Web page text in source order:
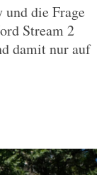
und die Frage
Stream 2
damit nur auf